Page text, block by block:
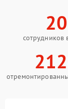
20
сотрудников